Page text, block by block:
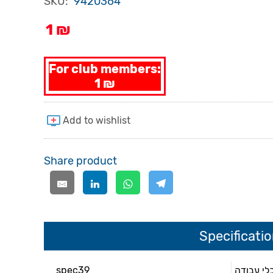
1 ₪
For club members:
1 ₪
Share product
spec39 עבודה